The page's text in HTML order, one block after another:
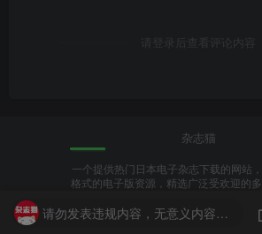
请登录后查看评论内容
杂志猫
一个提供热门日本电子杂志下载的网站
格式的电子版资源，精选广泛受欢迎的
📢关于本站 💖联系我们
请勿发表违规内容，无意义内容。~~o( =∩ω∩= )m